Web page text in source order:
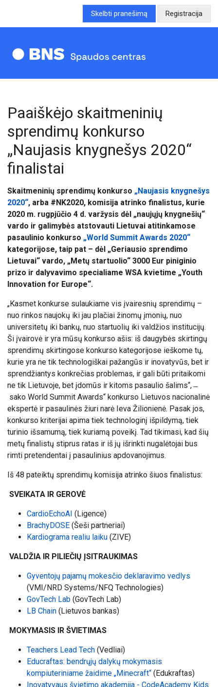
Skelbti pranešimą Registracija
Paaiškėjo skaitmeninių
sprendimų konkurso
„Naujasis knygnešys 2020“
finalistai
Skaitmeninių sprendimų konkurso „Naujasis knygnešys
2020“, arba #NK2020, komisija atrinko finalistus, kurie
2020 m. rugpjūčio 4 d. varžysis dėl „naujųjų knygnešių“
vardo ir galimybės atstovauti Lietuvai atitinkamose
pasaulinio konkurso „World Summit Awards 2020“
kategorijose, taip pat – dėl „Geriausio sprendimo
Lietuvai“ vardo, „Metų startuolio“ 3000 Eur piniginio
prizo ir dalyvavimo specialiame WSA kvietime „Youth
Innovation for Europe“.
„Kasmet konkurse sulaukiame vis įvairesnių sprendimų –
nuo rinkos naujokų iki jau plačiai žinomų įmonių, nuo
universitetų iki bankų, nuo startuolių iki valdžios institucijų.
Ši įvairovė ir yra mūsų konkurso ašis: iš daugybės skirtingų
sprendimų skirtingose konkurso kategorijose ieškome tų,
kurie yra ne tik technologiškai pažangūs ir inovatyvūs, bet ir
sprendžiantys konkrečias problemas, ir gali būti pritaikomi
ne tik Lietuvoje, bet įdomūs ir kitoms pasaulio šalims“, ̶
sako World Summit Awards“ konkurso Lietuvos nacionalinė
ekspertė ir pasaulinės žiuri narė Ieva Žilionienė. Pasak jos,
konkurso kriterijai apima tiek technologinį išpildymą, tiek
turinio išsamumą, tiek kuriamą poveikį. Tad tikimasi, kad šių
metų finalistų stiprus ratas ir iš jų išrinkti nugalėtojai bus
rimti pretendentai į pasaulinius apdovanojimus.
Iš 48 pateiktų sprendimų komisija atrinko šiuos finalistus:
SVEIKATA IR GEROVĖ
CardioEchoAI (Ligence)
BrachyDOSE (Šeši partneriai)
Kardiograma realiu laiku (ZIVE)
VALDŽIA IR PILIEČIŲ ĮSITRAUKIMAS
Gyventojų pajamų mokesčio deklaravimo vedlys
(VMI/NRD Systems/NFQ Technologies)
GovTech Lab (GovTech Lab)
LB Chain (Lietuvos bankas)
MOKYMASIS IR ŠVIETIMAS
Teachers Lead Tech (Vedliai)
Educraftas: bendrųjų dalykų mokymasis
kompiuteriniame žaidime „Minecraft“ (Edukraftas)
Inovatyvaus švietimo akademija - CodeAcademy Kids